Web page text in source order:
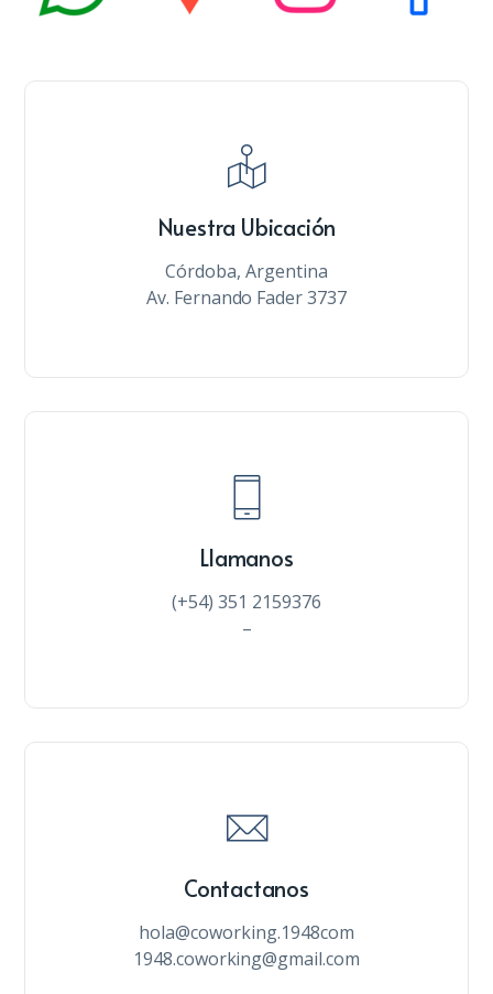
Nuestra Ubicación
Córdoba, Argentina
Av. Fernando Fader 3737
Llamanos
(+54) 351 2159376
–
Contactanos
hola@coworking.1948com
1948.coworking@gmail.com